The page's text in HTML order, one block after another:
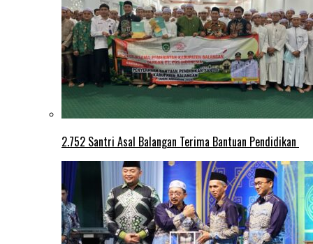
2.752 Santri Asal Balangan Terima Bantuan Pendidikan